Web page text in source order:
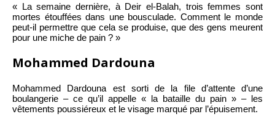
« La semaine dernière, à Deir el-Balah, trois femmes sont
mortes étouffées dans une bousculade. Comment le monde
peut-il permettre que cela se produise, que des gens meurent
pour une miche de pain ? »
Mohammed Dardouna
Mohammed Dardouna est sorti de la file d’attente d’une
boulangerie – ce qu’il appelle « la bataille du pain » – les
vêtements poussiéreux et le visage marqué par l’épuisement.